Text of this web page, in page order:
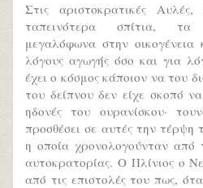
Στις αριστοκρατικές
ταπεινότερα σπίτια, τα
μεγαλόφωνα στην
λόγους αγωγής όσο και για
έχει ο κόσμος κάποιον να του
του δείπνου δεν είχε σκοπό
ηδονές του ουρανίσκου·
προσθέσει σε αυτές την τέρψη
η οποία χρονολογούνταν από
αυτοκρατορίας. Ο Πλίνιος ο
από τις επιστολές του πως,